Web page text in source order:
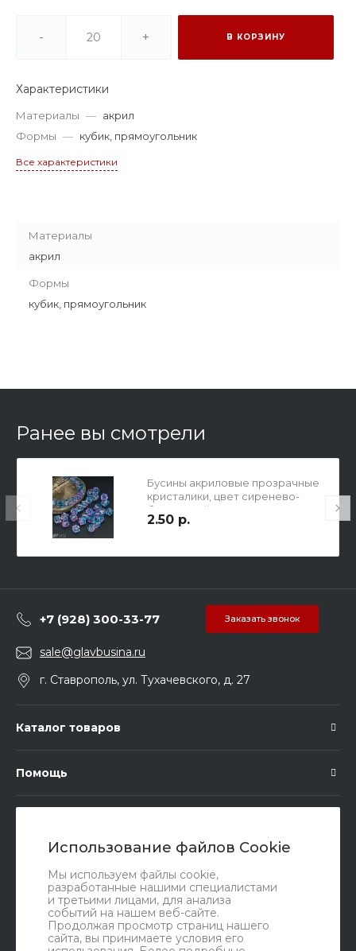
Использование файлов Cookie
Мы используем файлы cookie,
разработанные нашими специалистами
и третьими лицами, для анализа
событий на нашем веб-сайте.
Продолжая просмотр страниц нашего
сайта, вы принимаете условия его
- + В КОРЗИНУ
Характеристики
Материалы — акрил
Формы — кубик, прямоугольник
Все характеристики
Материалы
акрил
Формы
кубик, прямоугольник
Ранее вы смотрели
Бусины акриловые прозрачные
кристалики, цвет сиренево-
бирюзовый градиент, 8х8мм,
отв. 1,5мм.
2.50 р.
+7 (928) 300-33-77 Заказать звонок
sale@glavbusina.ru
г. Ставрополь, ул. Тухачевского, д. 27
Каталог товаров
Помощь